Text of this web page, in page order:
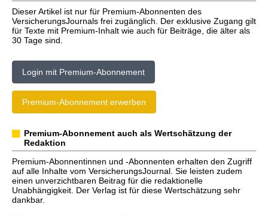
Dieser Artikel ist nur für Premium-Abonnenten des
VersicherungsJournals frei zugänglich. Der exklusive Zugang gilt
für Texte mit Premium-Inhalt wie auch für Beiträge, die älter als
30 Tage sind.
Login mit Premium-Abonnement
Premium-Abonnement erwerben
Premium-Abonnement auch als Wertschätzung der
Redaktion
Premium-Abonnentinnen und -Abonnenten erhalten den Zugriff
auf alle Inhalte vom VersicherungsJournal. Sie leisten zudem
einen unverzichtbaren Beitrag für die redaktionelle
Unabhängigkeit. Der Verlag ist für diese Wertschätzung sehr
dankbar.